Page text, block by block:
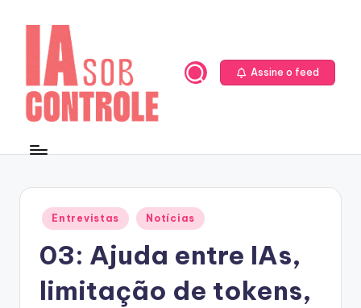
Assine o feed
Posted
in
Entrevistas Notícias
03: Ajuda entre IAs,
limitação de tokens,